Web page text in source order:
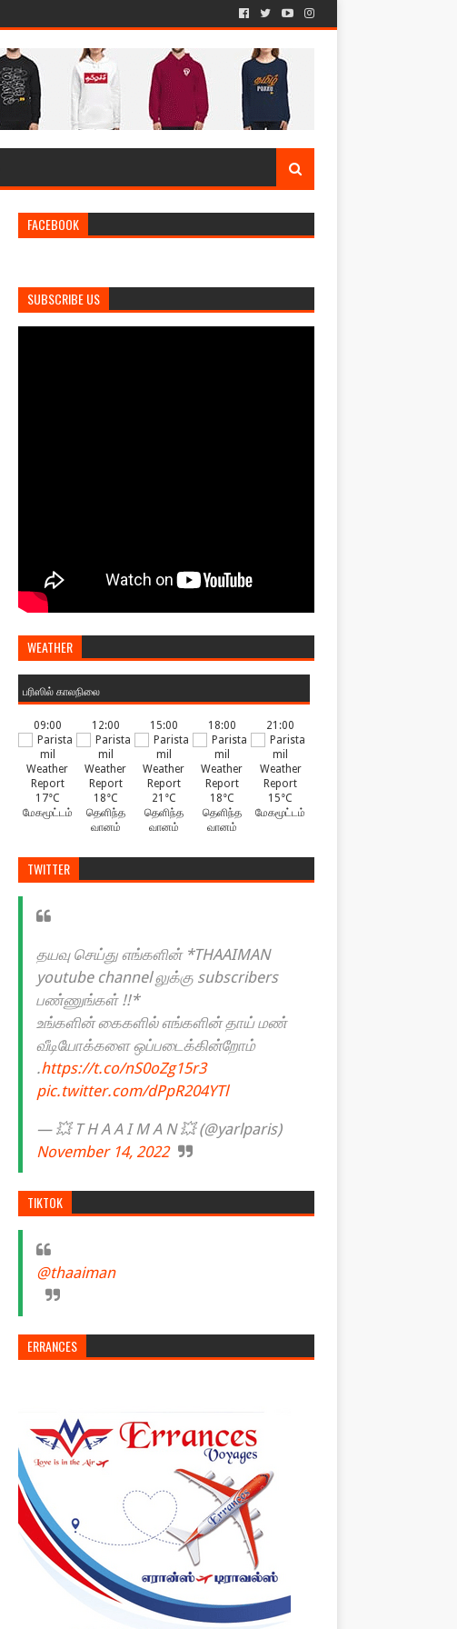
FACEBOOK
SUBSCRIBE US
WEATHER
பரிஸில் காலநிலை
09:00
17°C
மேகமூட்டம்
12:00
18°C
தெளிந்த
வானம்
15:00
21°C
தெளிந்த
வானம்
18:00
18°C
தெளிந்த
வானம்
21:00
15°C
மேகமூட்டம்
TWITTER
தயவு செய்து எங்களின் *THAAIMAN
youtube channel லுக்கு subscribers
பண்ணுங்கள் !!*
உங்களின் கைகளில் எங்களின் தாய் மண்
வீடியோக்களை ஒப்படைக்கின்றோம்
.https://t.co/nS0oZg15r3
pic.twitter.com/dPpR204YTl
— 💥 T H A A I M A N 💥 (@yarlparis)
November 14, 2022
TIKTOK
@thaaiman
ERRANCES